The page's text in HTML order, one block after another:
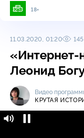
18+
11.03.2020, 01:20
«Интернет-
Леонид
Видео
КРУТАЯ